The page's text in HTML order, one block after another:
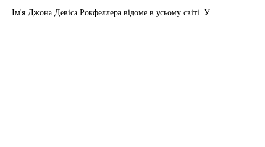
Ім'я Джона Девіса Рокфеллера відоме в усьому світі. У...